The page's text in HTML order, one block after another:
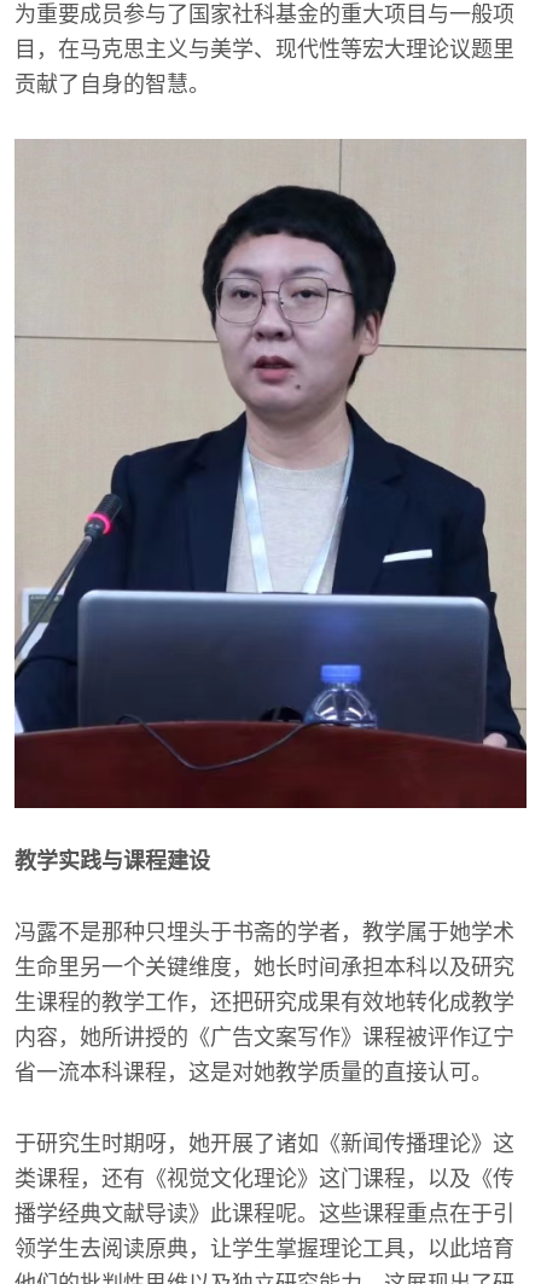
为重要成员参与了国家社科基金的重大项目与一般项
目，在马克思主义与美学、现代性等宏大理论议题里
贡献了自身的智慧。
教学实践与课程建设
冯露不是那种只埋头于书斋的学者，教学属于她学术
生命里另一个关键维度，她长时间承担本科以及研究
生课程的教学工作，还把研究成果有效地转化成教学
内容，她所讲授的《广告文案写作》课程被评作辽宁
省一流本科课程，这是对她教学质量的直接认可。
于研究生时期呀，她开展了诸如《新闻传播理论》这
类课程，还有《视觉文化理论》这门课程，以及《传
播学经典文献导读》此课程呢。这些课程重点在于引
领学生去阅读原典，让学生掌握理论工具，以此培育